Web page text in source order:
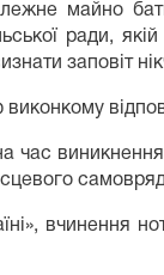
майно
ради,
заповіт
час
вчинення